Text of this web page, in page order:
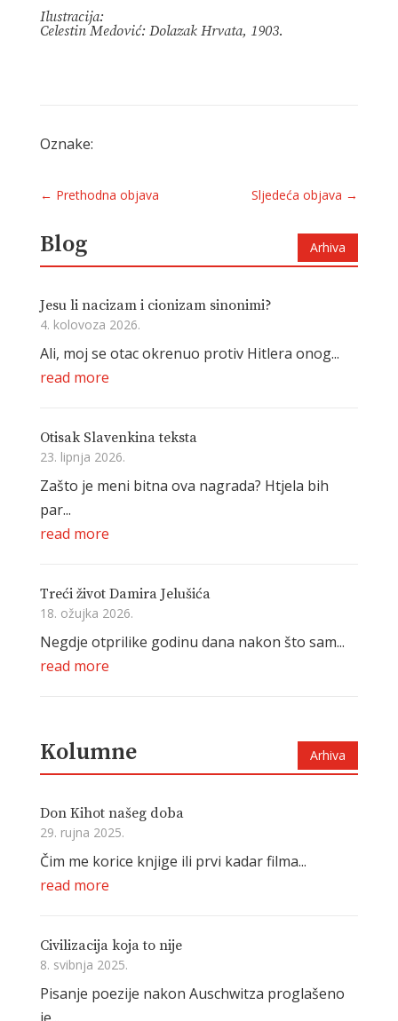
Ilustracija:
Celestin Medović: Dolazak Hrvata, 1903.
Oznake:
← Prethodna objava Sljedeća objava →
Blog Arhiva
Jesu li nacizam i cionizam sinonimi?
4. kolovoza 2026.
Ali, moj se otac okrenuo protiv Hitlera onog...
read more
Otisak Slavenkina teksta
23. lipnja 2026.
Zašto je meni bitna ova nagrada? Htjela bih
par...
read more
Treći život Damira Jelušića
18. ožujka 2026.
Negdje otprilike godinu dana nakon što sam...
read more
Kolumne Arhiva
Don Kihot našeg doba
29. rujna 2025.
Čim me korice knjige ili prvi kadar filma...
read more
Civilizacija koja to nije
8. svibnja 2025.
Pisanje poezije nakon Auschwitza proglašeno